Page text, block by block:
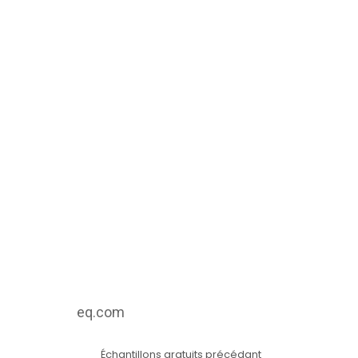
eq.com
Échantillons gratuits précédant